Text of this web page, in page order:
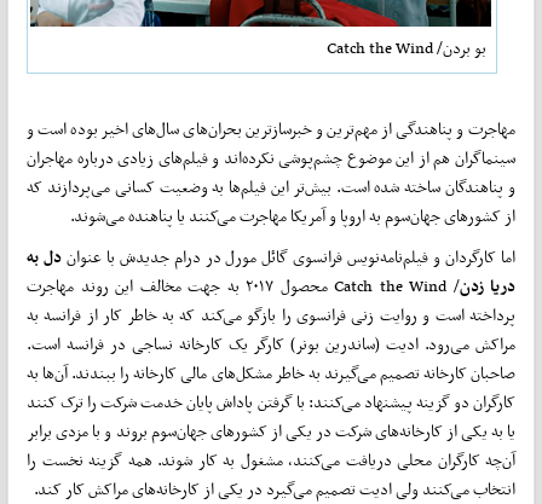
بو بردن/ Catch the Wind
مهاجرت و پناهندگی از مهم‌ترین و خبرسازترین بحران‌های سال‌های اخیر بوده است و
سینماگران هم از این موضوع چشم‌پوشی نکرده‌اند و فیلم‌های زیادی درباره مهاجران
و پناهندگان ساخته شده است. بیش‌تر این فیلم‌ها به وضعیت کسانی می‌پردازند که
از کشورهای جهان‌سوم به اروپا و آمریکا مهاجرت می‌کنند یا پناهنده می‌شوند.
اما کارگردان و فیلم‌نامه‌نویس فرانسوی گائل مورل در درام جدیدش با عنواندل به
دریا زدن
/ Catch the Wind محصول ٢٠١٧ به جهت مخالف این روند مهاجرت
پرداخته است و روایت زنی فرانسوی را‌ بازگو می‌کند که به خاطر کار از فرانسه به
مراکش‌ می‌رود. ادیت (ساندرین بونر) کارگر یک کارخانه نساجی در فرانسه است.
صاحبان کارخانه تصمیم می‌گیرند به خاطر مشکل‌های مالی کارخانه را ببندند. آن‌ها به
کارگران دو گزینه پیشنهاد‌ می‌کنند: با گرفتن پاداش پایان خدمت شرکت را ترک کنند
یا به یکی از کارخانه‌های شرکت در یکی از کشورهای جهان‌سوم بروند و با مزدی برابر
آن‌چه کارگران محلی دریافت‌ می‌کنند، مشغول به کار شوند. همه گزینه نخست را
انتخاب‌ می‌کنند ولی ادیت تصمیم‌ می‌گیرد در یکی از کارخانه‌های مراکش کار کند.